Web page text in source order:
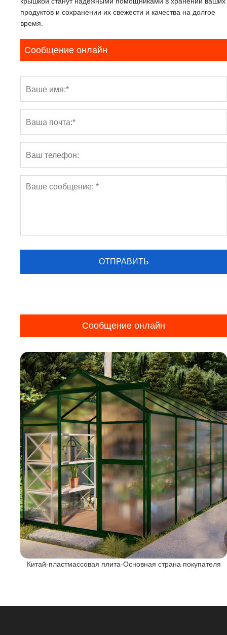
продуктов и сохранении их свежести и качества на долгое
время.
Сообщение онлайн
Сообщение онлайн
Китай-пластмассовая плита-Основная страна покупателя